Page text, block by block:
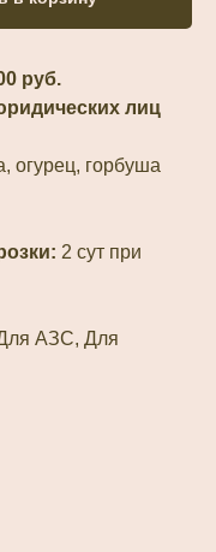
руб.
лиц
огурец, горбуша
2 сут при
АЗС, Для